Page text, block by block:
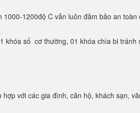
1000-1200độ C vẫn luôn đảm bảo an toàn
khóa số cơ thường, 01 khóa chìa bi tránh
với các gia đình, căn hộ, khách sạn,